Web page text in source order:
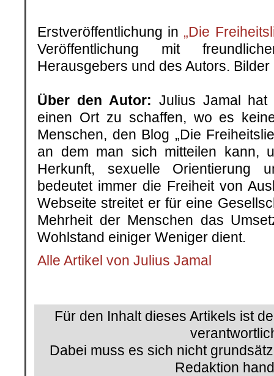
Erstveröffentlichung in „Die
Veröffentlichung mit
Herausgebers und des Autors. Bilder
Über den Autor: Julius Jamal
einen Ort zu schaffen, wo es
Menschen, den Blog „Die
an dem man sich mitteilen kann,
Herkunft, sexuelle Orientierung
bedeutet immer die Freiheit von
Webseite streitet er für eine
Mehrheit der Menschen das
Wohlstand einiger Weniger dient.
Alle Artikel von Julius Jamal
Für den Inhalt dieses Artikels ist
Dabei muss es sich nicht
Redaktion